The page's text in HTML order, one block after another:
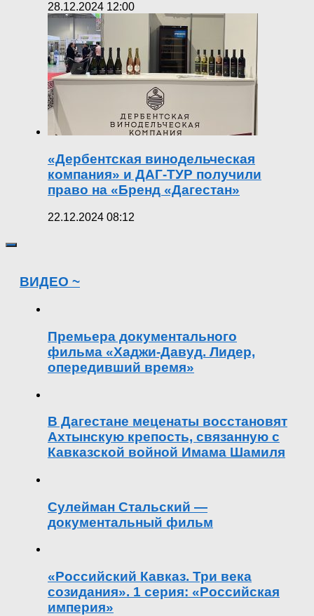
28.12.2024 12:00
«Дербентская винодельческая
компания» и ДАГ-ТУР получили
право на «Бренд «Дагестан»
22.12.2024 08:12
ВИДЕО ~
Премьера документального
фильма «Хаджи-Давуд. Лидер,
опередивший время»
В Дагестане меценаты восстановят
Ахтынскую крепость, связанную с
Кавказской войной Имама Шамиля
Сулейман Стальский —
документальный фильм
«Российский Кавказ. Три века
созидания». 1 серия: «Российская
империя»